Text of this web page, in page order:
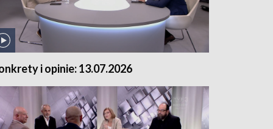
i opinie: 13.07.2026